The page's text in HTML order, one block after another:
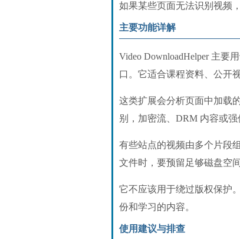
如果某些页面无法识别视频
主要功能详解
Video DownloadHelper 主要
口。它适合课程资料、公开
这类扩展会分析页面中加载
别，加密流、DRM 内容或强
有些站点的视频由多个片段
文件时，要预留足够磁盘空
它不应该用于绕过版权保护
份和学习的内容。
使用建议与排查